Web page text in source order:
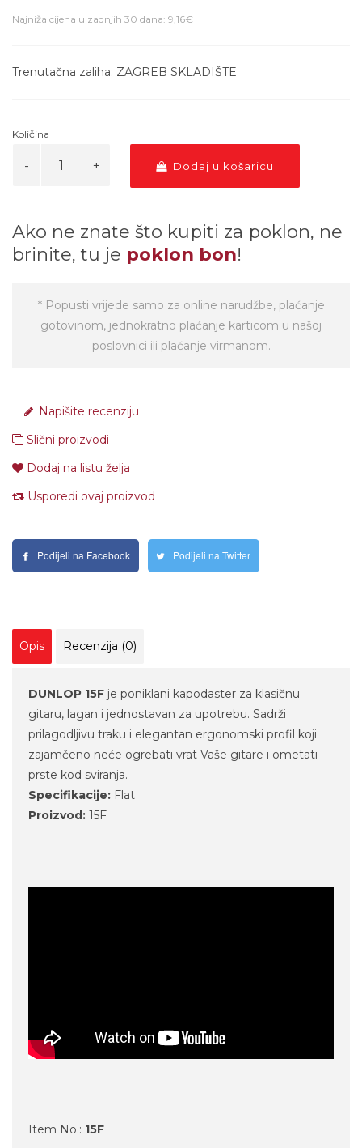
Najniža cijena u zadnjih 30 dana: 9,16€
Trenutačna zaliha: ZAGREB SKLADIŠTE
Količina
Dodaj u košaricu
Ako ne znate što kupiti za poklon, ne
brinite, tu je poklon bon!
* Popusti vrijede samo za online narudžbe, plaćanje
gotovinom, jednokratno plaćanje karticom u našoj
poslovnici ili plaćanje virmanom.
Napišite recenziju
Slični proizvodi
Dodaj na listu želja
Usporedi ovaj proizvod
Podijeli na Facebook Podijeli na Twitter
Opis Recenzija (0)
DUNLOP 15F je poniklani kapodaster za klasičnu
gitaru, lagan i jednostavan za upotrebu. Sadrži
prilagodljivu traku i elegantan ergonomski profil koji
zajamčeno neće ogrebati vrat Vaše gitare i ometati
prste kod sviranja.
Specifikacije: Flat
Proizvod: 15F
Item No.: 15F